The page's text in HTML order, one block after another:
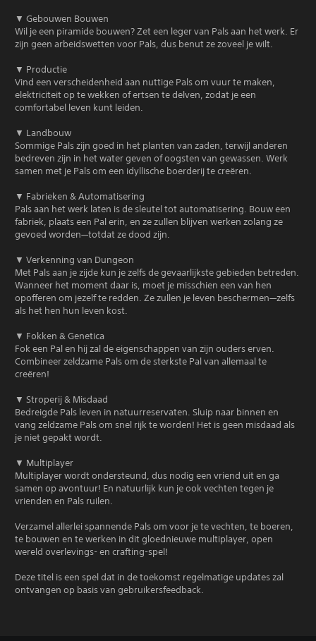
▼ Gebouwen Bouwen
Wil je een piramide bouwen? Zet een leger van Pals aan het werk. Er
zijn geen arbeidswetten voor Pals, dus benut ze zoveel je wilt.
▼ Productie
Vind een verscheidenheid aan nuttige Pals om vuur te maken,
elektriciteit op te wekken of ertsen te delven, zodat je een
comfortabel leven kunt leiden.
▼ Landbouw
Sommige Pals zijn goed in het planten van zaden, terwijl anderen
bedreven zijn in het water geven of oogsten van gewassen. Werk
samen met je Pals om een idyllische boerderij te creëren.
▼ Fabrieken & Automatisering
Pals aan het werk laten is de sleutel tot automatisering. Bouw een
fabriek, plaats een Pal erin, en ze zullen blijven werken zolang ze
gevoed worden—totdat ze dood zijn.
▼ Verkenning van Dungeon
Met Pals aan je zijde kun je zelfs de gevaarlijkste gebieden betreden.
Wanneer het moment daar is, moet je misschien een van hen
opofferen om jezelf te redden. Ze zullen je leven beschermen—zelfs
als het hen hun leven kost.
▼ Fokken & Genetica
Fok een Pal en hij zal de eigenschappen van zijn ouders erven.
Combineer zeldzame Pals om de sterkste Pal van allemaal te
creëren!
▼ Stroperij & Misdaad
Bedreigde Pals leven in natuurreservaten. Sluip naar binnen en
vang zeldzame Pals om snel rijk te worden! Het is geen misdaad als
je niet gepakt wordt.
▼ Multiplayer
Multiplayer wordt ondersteund, dus nodig een vriend uit en ga
samen op avontuur! En natuurlijk kun je ook vechten tegen je
vrienden en Pals ruilen.
Verzamel allerlei spannende Pals om voor je te vechten, te boeren,
te bouwen en te werken in dit gloednieuwe multiplayer, open
wereld overlevings- en crafting-spel!
Deze titel is een spel dat in de toekomst regelmatige updates zal
ontvangen op basis van gebruikersfeedback.